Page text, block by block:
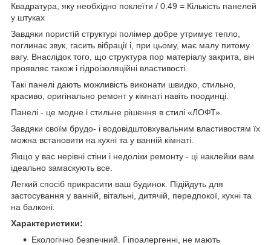
Квадратура, яку необхідно поклеїти / 0.49 = Кількість панелей
у штуках
Завдяки пористій структурі полімер добре утримує тепло,
поглинає звук, гасить вібрації і, при цьому, має малу питому
вагу. Внаслідок того, що структура пор матеріалу закрита, він
проявляє також і гідроізоляційні властивості.
Такі панелі дають можливість виконати швидко, стильно,
красиво, оригінально ремонт у кімнаті навіть поодинці.
Панелі - це модне і стильне рішення в стилі «ЛОФТ».
Завдяки своїм брудо- і водовідштовхувальним властивостям їх
можна встановити на кухні та у ванній кімнаті.
Якщо у вас нерівні стіни і недоліки ремонту - ці наклейки вам
ідеально замаскують все.
Легкий спосіб прикрасити ваш будинок. Підійдуть для
застосування у ванній, вітальні, дитячій, передпокої, кухні та
на балконі.
Характеристики:
Екологічно безпечний. Гіпоалергенні, не мають